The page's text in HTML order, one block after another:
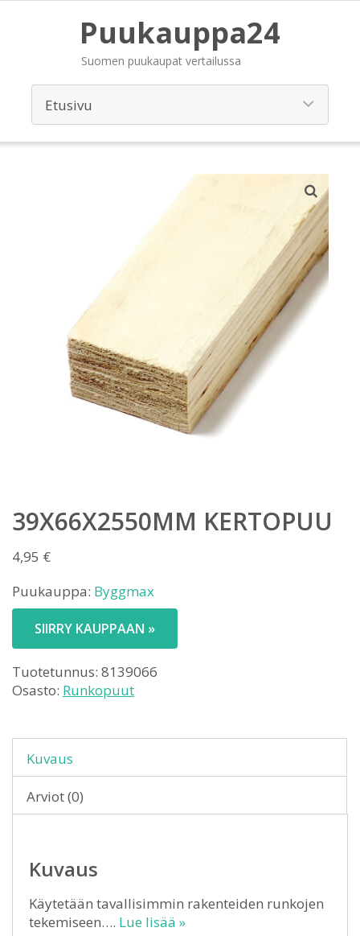
Puukauppa24
Suomen puukaupat vertailussa
39X66X2550MM KERTOPUU
4,95 €
Puukauppa: Byggmax
SIIRRY KAUPPAAN »
Tuotetunnus: 8139066
Osasto: Runkopuut
Kuvaus
Arviot (0)
Kuvaus
Käytetään tavallisimmin rakenteiden runkojen
tekemiseen…. Lue lisää »